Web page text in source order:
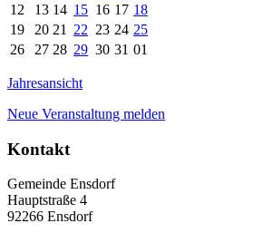
12
13 14 15 16 17 18
19
20 21 22 23 24 25
26
27 28 29 30 31 01
Jahresansicht
Neue Veranstaltung melden
Kontakt
Gemeinde Ensdorf
Hauptstraße 4
92266 Ensdorf